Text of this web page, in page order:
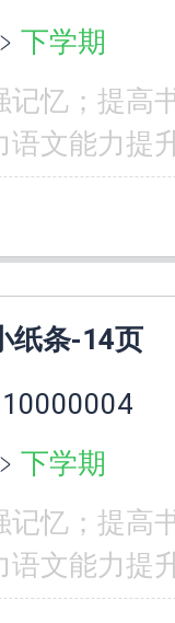
﹥ 下学期
记忆；提高
语文能力提
纸条-14页
﹥ 下学期
记忆；提高
语文能力提